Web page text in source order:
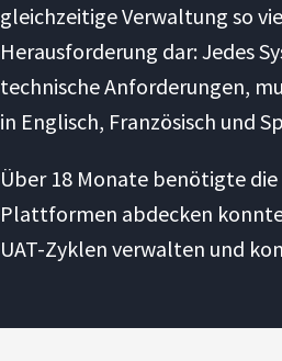
gleichzeitige Verwaltung so
Herausforderung dar: Jedes
technische Anforderungen,
in Englisch, Französisch und
Über 18 Monate benötigte
Plattformen abdecken
UAT-Zyklen verwalten und